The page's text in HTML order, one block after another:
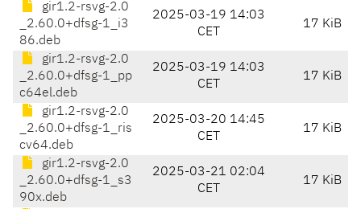
gir1.2-rsvg-2.0
_2.60.0+dfsg-1_i3
86.deb
2025-03-19 14:03
CET
17 KiB
gir1.2-rsvg-2.0
_2.60.0+dfsg-1_pp
c64el.deb
2025-03-19 14:03
CET
17 KiB
gir1.2-rsvg-2.0
_2.60.0+dfsg-1_ris
cv64.deb
2025-03-20 14:45
CET
17 KiB
gir1.2-rsvg-2.0
_2.60.0+dfsg-1_s3
90x.deb
2025-03-21 02:04
CET
17 KiB